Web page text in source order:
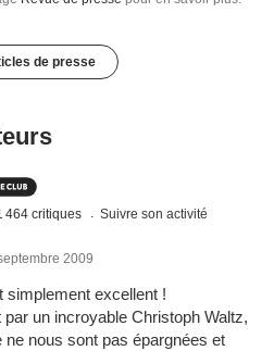
de presse
464 critiques Suivre son activité
2009
simplement excellent !
un incroyable Christoph Waltz,
ne nous sont pas épargnées et